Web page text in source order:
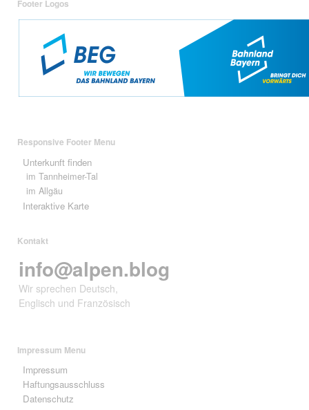
Footer Logos
Responsive Footer Menu
Unterkunft finden
im Tannheimer-Tal
im Allgäu
Interaktive Karte
Kontakt
info@alpen.blog
Wir sprechen Deutsch,
Englisch und Französisch
Impressum Menu
Impressum
Haftungsausschluss
Datenschutz